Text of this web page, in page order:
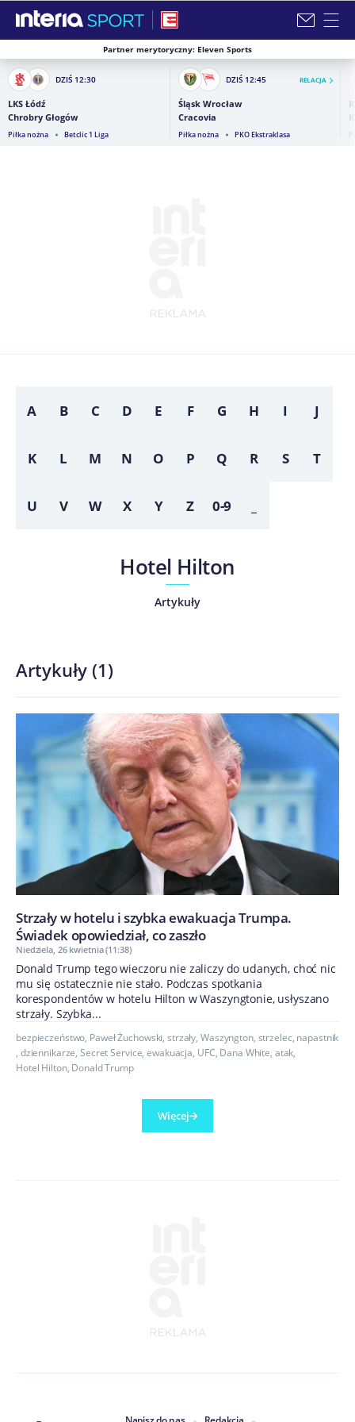
Zamknij i przejdź na stronę główną INTERIA
Partner merytoryczny: Eleven Sports
DZIŚ 12:30
LKS Łódź
Chrobry Głogów
Piłka nożna Betclic 1 Liga
DZIŚ 12:45 RELACJA
Śląsk Wrocław
Cracovia
Piłka nożna PKO Ekstraklasa
A B C D E F G H I J
K L M N O P Q R S T
U V W X Y Z 0-9
Hotel Hilton
Artykuły
Artykuły (1)
Strzały w hotelu i szybka ewakuacja Trumpa.
Świadek opowiedział, co zaszło
Niedziela, 26 kwietnia (11:38)
Donald Trump tego wieczoru nie zaliczy do udanych, choć nic
mu się ostatecznie nie stało. Podczas spotkania
korespondentów w hotelu Hilton w Waszyngtonie, usłyszano
strzały. Szybka...
bezpieczeństwo, Paweł Żuchowski,strzały, Waszyngton, strzelec, napastnik
, dziennikarze,Secret Service,ewakuacja, UFC, Dana White, atak,
Hotel Hilton, Donald Trump
Więcej